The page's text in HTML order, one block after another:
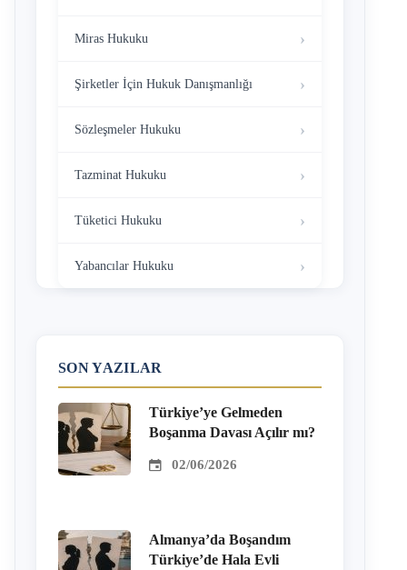
Miras Hukuku
Şirketler İçin Hukuk Danışmanlığı
Sözleşmeler Hukuku
Tazminat Hukuku
Tüketici Hukuku
Yabancılar Hukuku
SON YAZILAR
Türkiye’ye Gelmeden
Boşanma Davası Açılır mı?
02/06/2026
Almanya’da Boşandım
Türkiye’de Hala Evli